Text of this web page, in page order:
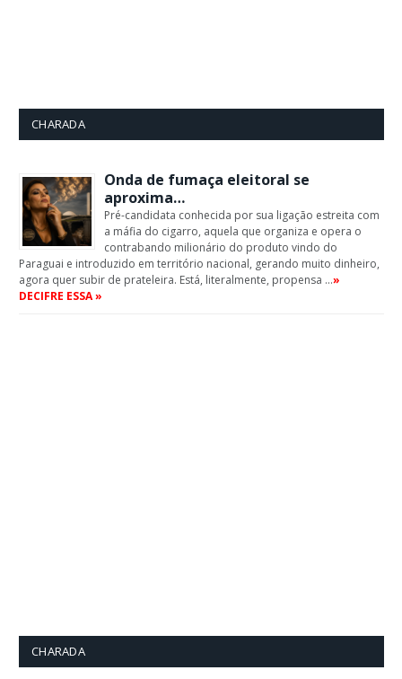
CHARADA
Onda de fumaça eleitoral se
aproxima…
Pré-candidata conhecida por sua ligação estreita com
a máfia do cigarro, aquela que organiza e opera o
contrabando milionário do produto vindo do
Paraguai e introduzido em território nacional, gerando muito dinheiro,
agora quer subir de prateleira. Está, literalmente, propensa …»
DECIFRE ESSA »
CHARADA